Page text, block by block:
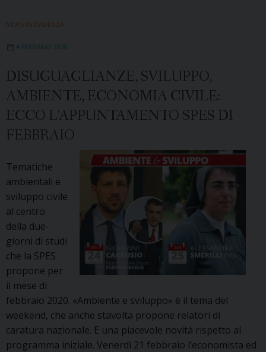
del
20-
21
NEWS IN EVIDENZA
4 FEBBRAIO 2020
DISUGUAGLIANZE, SVILUPPO,
AMBIENTE, ECONOMIA CIVILE:
ECCO L’APPUNTAMENTO SPES DI
FEBBRAIO
Tematiche
ambientali e
sviluppo civile
al centro
della due-
giorni di studi
che la SPES
propone per
il mese di
febbraio 2020. «Ambiente e sviluppo» è il tema del
weekend, che anche stavolta propone relatori di
caratura nazionale. E una piacevole novità rispetto al
programma iniziale. Venerdì 21 febbraio l’economista ed